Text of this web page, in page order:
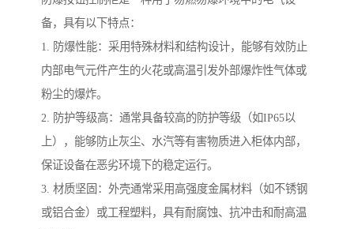
备，具有以下特点：
1. 防爆性能：采用特殊材料和结构设计，能够有效防止
内部电气元件产生的火花或高温引发外部爆炸性气体或
粉尘的爆炸。
2. 防护等级高：通常具备较高的防护等级（如IP65以
上），能够防止灰尘、水汽等有害物质进入柜体内部，
保证设备在恶劣环境下的稳定运行。
3. 材质坚固：外壳通常采用高强度金属材料（如不锈钢
或铝合金）或工程塑料，具有耐腐蚀、抗冲击和耐高温